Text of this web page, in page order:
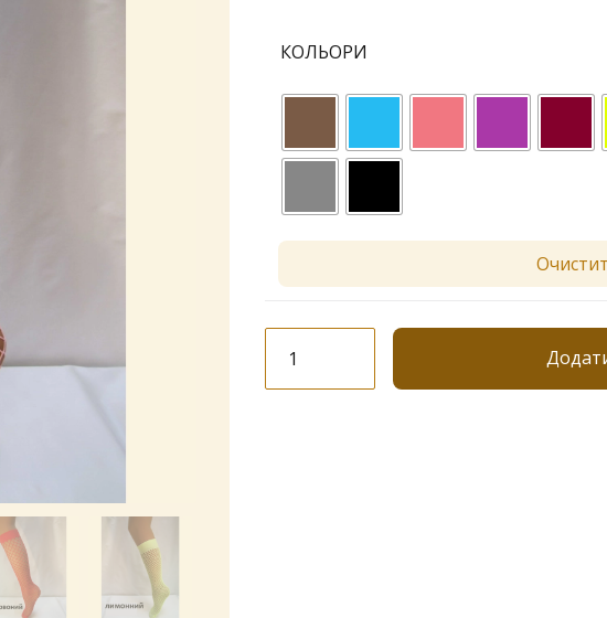
КОЛЬОРИ
Сітка
кількість